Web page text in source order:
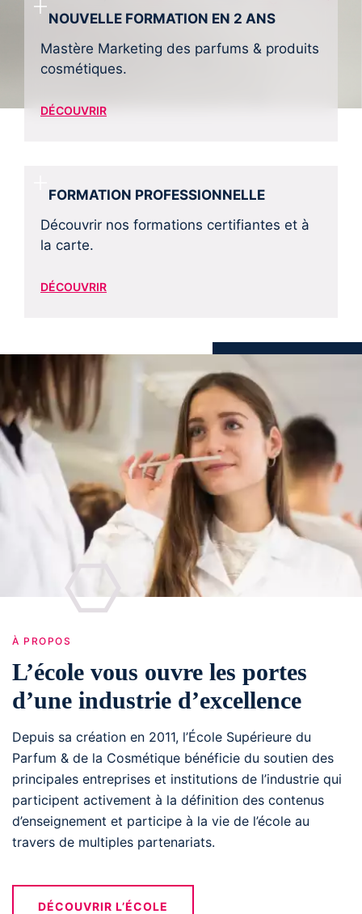
NOUVELLE FORMATION EN 2 ANS
Mastère Marketing des parfums & produits
cosmétiques.
DÉCOUVRIR
FORMATION PROFESSIONNELLE
Découvrir nos formations certifiantes et à
la carte.
DÉCOUVRIR
À PROPOS
L’école vous ouvre les portes
d’une industrie d’excellence
Depuis sa création en 2011, l’École Supérieure du
Parfum & de la Cosmétique bénéficie du soutien des
principales entreprises et institutions de l’industrie qui
participent activement à la définition des contenus
d’enseignement et participe à la vie de l’école au
travers de multiples partenariats.
DÉCOUVRIR L’ÉCOLE